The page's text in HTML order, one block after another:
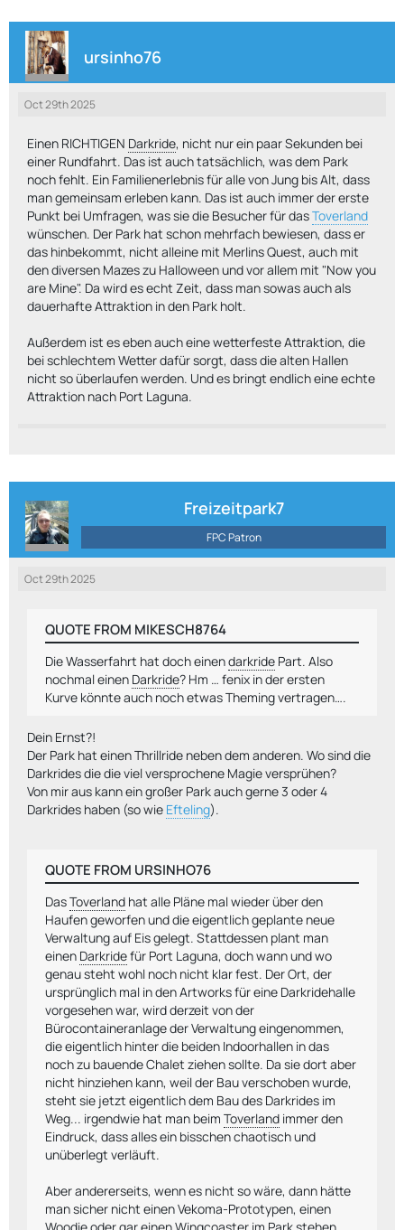
ursinho76
Oct 29th 2025
Einen RICHTIGEN Darkride, nicht nur ein paar Sekunden bei
einer Rundfahrt. Das ist auch tatsächlich, was dem Park
noch fehlt. Ein Familienerlebnis für alle von Jung bis Alt, dass
man gemeinsam erleben kann. Das ist auch immer der erste
Punkt bei Umfragen, was sie die Besucher für dasToverland
wünschen. Der Park hat schon mehrfach bewiesen, dass er
das hinbekommt, nicht alleine mit Merlins Quest, auch mit
den diversen Mazes zu Halloween und vor allem mit "Now you
are Mine". Da wird es echt Zeit, dass man sowas auch als
dauerhafte Attraktion in den Park holt.
Außerdem ist es eben auch eine wetterfeste Attraktion, die
bei schlechtem Wetter dafür sorgt, dass die alten Hallen
nicht so überlaufen werden. Und es bringt endlich eine echte
Attraktion nach Port Laguna.
Freizeitpark7
FPC Patron
Oct 29th 2025
QUOTE FROM MIKESCH8764
Die Wasserfahrt hat doch einendarkride Part. Also
nochmal einen Darkride? Hm … fenix in der ersten
Kurve könnte auch noch etwas Theming vertragen….
Dein Ernst?!
Der Park hat einen Thrillride neben dem anderen. Wo sind die
Darkrides die die viel versprochene Magie versprühen?
Von mir aus kann ein großer Park auch gerne 3 oder 4
Darkrides haben (so wie Efteling).
QUOTE FROM URSINHO76
DasToverland hat alle Pläne mal wieder über den
Haufen geworfen und die eigentlich geplante neue
Verwaltung auf Eis gelegt. Stattdessen plant man
einen Darkridefür Port Laguna, doch wann und wo
genau steht wohl noch nicht klar fest. Der Ort, der
ursprünglich mal in den Artworks für eine Darkridehalle
vorgesehen war, wird derzeit von der
Bürocontaineranlage der Verwaltung eingenommen,
die eigentlich hinter die beiden Indoorhallen in das
noch zu bauende Chalet ziehen sollte. Da sie dort aber
nicht hinziehen kann, weil der Bau verschoben wurde,
steht sie jetzt eigentlich dem Bau des Darkrides im
Weg... irgendwie hat man beim Toverland immer den
Eindruck, dass alles ein bisschen chaotisch und
unüberlegt verläuft.
Aber andererseits, wenn es nicht so wäre, dann hätte
man sicher nicht einen Vekoma-Prototypen, einen